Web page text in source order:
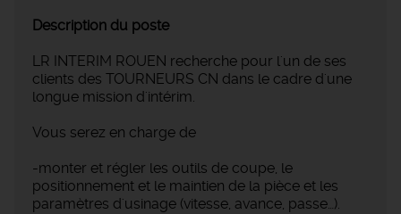
Description du poste
LR INTERIM ROUEN recherche pour l'un de ses
clients des TOURNEURS CN dans le cadre d'une
longue mission d'intérim.
Vous serez en charge de
-monter et régler les outils de coupe, le
positionnement et le maintien de la pièce et les
paramètres d'usinage (vitesse, avance, passe…).